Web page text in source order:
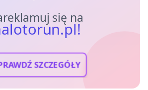
się na
SZCZEGÓŁY